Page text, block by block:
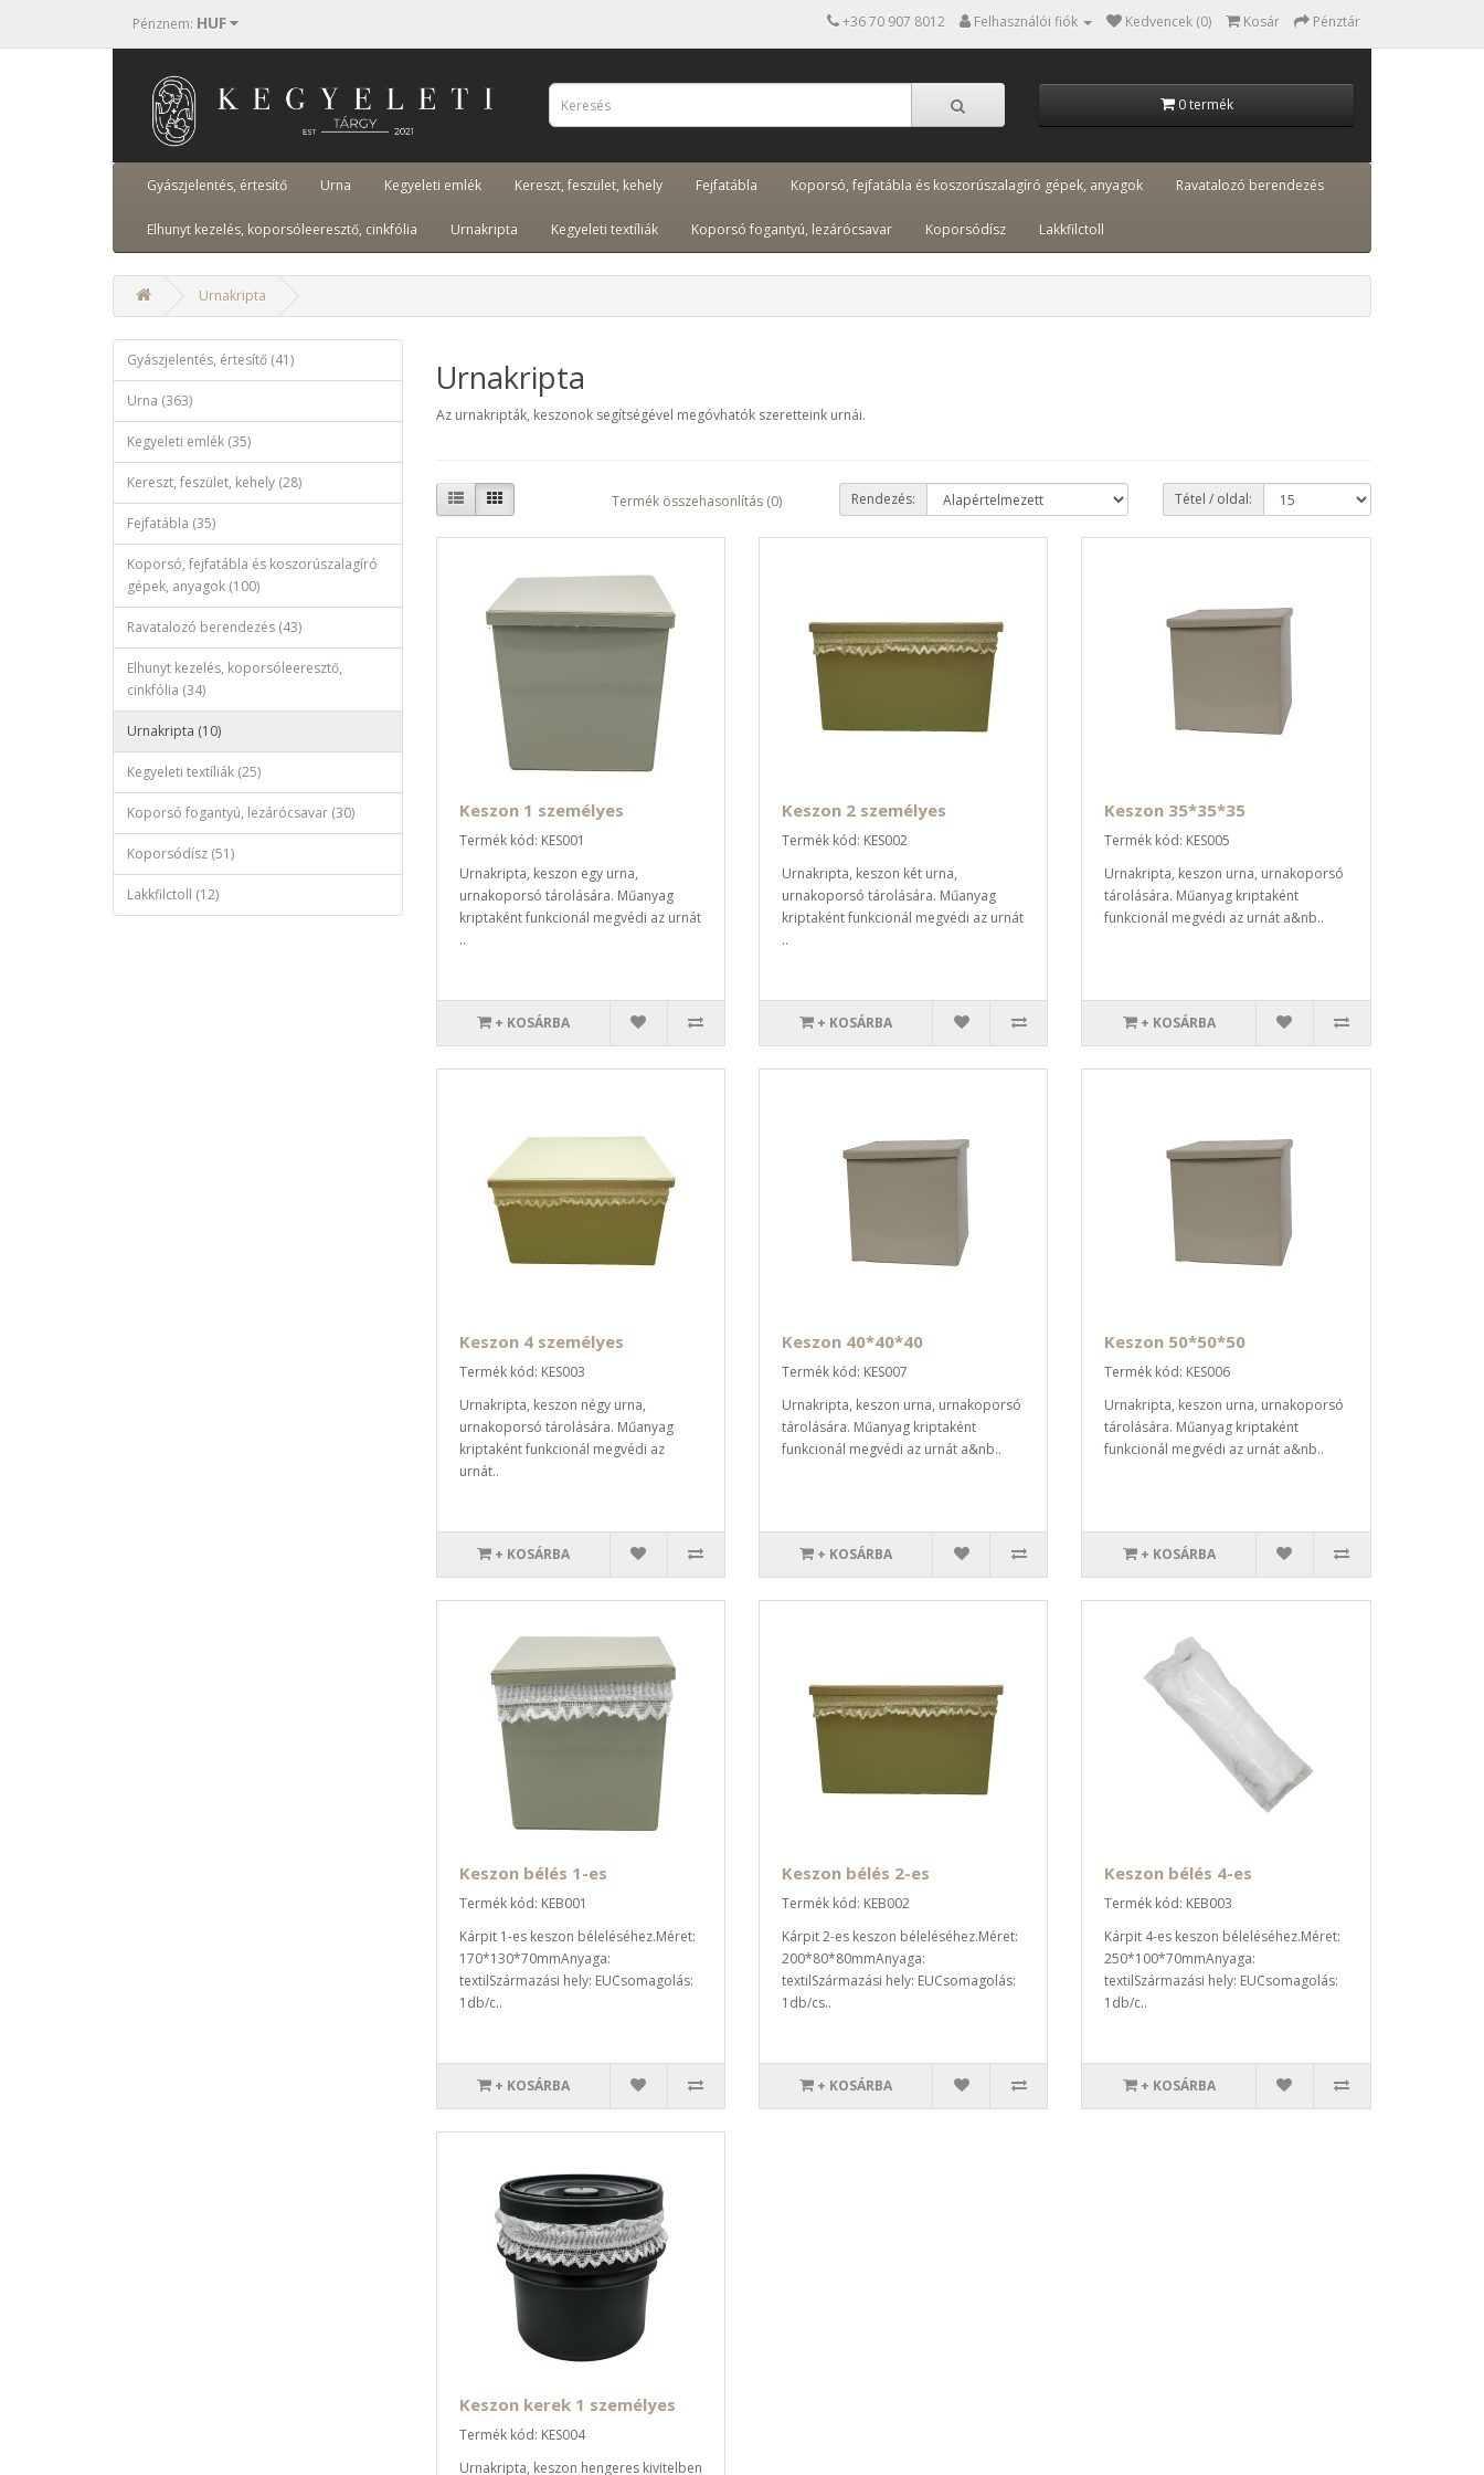
Pénznem: HUF +36 70 907 8012 Felhasználói fiók Kedvencek (0) Kosár Pénztár
0 termék
Gyászjelentés, értesítő Urna Kegyeleti emlék Kereszt, feszület, kehely Fejfatábla Koporsó, fejfatábla és koszorúszalagíró gépek, anyagok Ravatalozó berendezés
Elhunyt kezelés, koporsóleeresztő, cinkfólia Urnakripta Kegyeleti textíliák Koporsó fogantyú, lezárócsavar Koporsódísz Lakkfilctoll
Urnakripta
Gyászjelentés, értesítő (41)
Urna (363)
Kegyeleti emlék (35)
Kereszt, feszület, kehely (28)
Fejfatábla (35)
Koporsó, fejfatábla és koszorúszalagíró
gépek, anyagok (100)
Ravatalozó berendezés (43)
Elhunyt kezelés, koporsóleeresztő,
cinkfólia (34)
Urnakripta (10)
Kegyeleti textíliák (25)
Koporsó fogantyú, lezárócsavar (30)
Koporsódísz (51)
Lakkfilctoll (12)
Urnakripta
Az urnakripták, keszonok segítségével megóvhatók szeretteink urnái.
Termék összehasonlítás (0) Rendezés: Tétel / oldal:
Keszon 1 személyes
Termék kód: KES001
Urnakripta, keszon egy urna,
urnakoporsó tárolására. Műanyag
kriptaként funkcionál megvédi az urnát
..
+ KOSÁRBA
Keszon 2 személyes
Termék kód: KES002
Urnakripta, keszon két urna,
urnakoporsó tárolására. Műanyag
kriptaként funkcionál megvédi az urnát
..
+ KOSÁRBA
Keszon 35*35*35
Termék kód: KES005
Urnakripta, keszon urna, urnakoporsó
tárolására. Műanyag kriptaként
funkcionál megvédi az urnát a&nb..
+ KOSÁRBA
Keszon 4 személyes
Termék kód: KES003
Urnakripta, keszon négy urna,
urnakoporsó tárolására. Műanyag
kriptaként funkcionál megvédi az
urnát..
+ KOSÁRBA
Keszon 40*40*40
Termék kód: KES007
Urnakripta, keszon urna, urnakoporsó
tárolására. Műanyag kriptaként
funkcionál megvédi az urnát a&nb..
+ KOSÁRBA
Keszon 50*50*50
Termék kód: KES006
Urnakripta, keszon urna, urnakoporsó
tárolására. Műanyag kriptaként
funkcionál megvédi az urnát a&nb..
+ KOSÁRBA
Keszon bélés 1-es
Termék kód: KEB001
Kárpit 1-es keszon béleléséhez.Méret:
170*130*70mmAnyaga:
textilSzármazási hely: EUCsomagolás:
1db/c..
+ KOSÁRBA
Keszon bélés 2-es
Termék kód: KEB002
Kárpit 2-es keszon béleléséhez.Méret:
200*80*80mmAnyaga:
textilSzármazási hely: EUCsomagolás:
1db/cs..
+ KOSÁRBA
Keszon bélés 4-es
Termék kód: KEB003
Kárpit 4-es keszon béleléséhez.Méret:
250*100*70mmAnyaga:
textilSzármazási hely: EUCsomagolás:
1db/c..
+ KOSÁRBA
Keszon kerek 1 személyes
Termék kód: KES004
Urnakripta, keszon hengeres kivitelben